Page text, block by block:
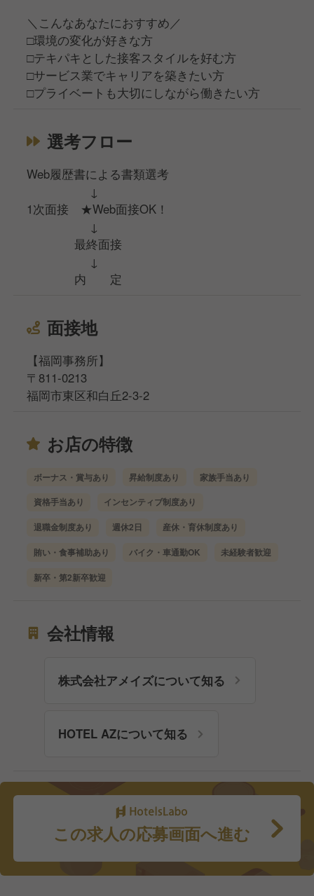
＼こんなあなたにおすすめ／
□環境の変化が好きな方
□テキパキとした接客スタイルを好む方
□サービス業でキャリアを築きたい方
□プライベートも大切にしながら働きたい方
選考フロー
Web履歴書による書類選考
↓
1次面接 ★Web面接OK！
↓
最終面接
↓
内 定
面接地
【福岡事務所】
〒811-0213
福岡市東区和白丘2-3-2
お店の特徴
ボーナス・賞与あり 昇給制度あり 家族手当あり
資格手当あり インセンティブ制度あり
退職金制度あり 週休2日 産休・育休制度あり
賄い・食事補助あり バイク・車通勤OK 未経験者歓迎
新卒・第2新卒歓迎
会社情報
株式会社アメイズについて知る
HOTEL AZについて知る
この求人の応募画面へ進む